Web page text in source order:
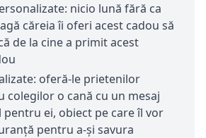
nicio lună fără ca
căreia îi oferi acest cadou să
de la cine a primit acest
oferă-le prietenilor
colegilor o cană cu un mesaj
pentru ei, obiect pe care îl vor
pentru a-și savura